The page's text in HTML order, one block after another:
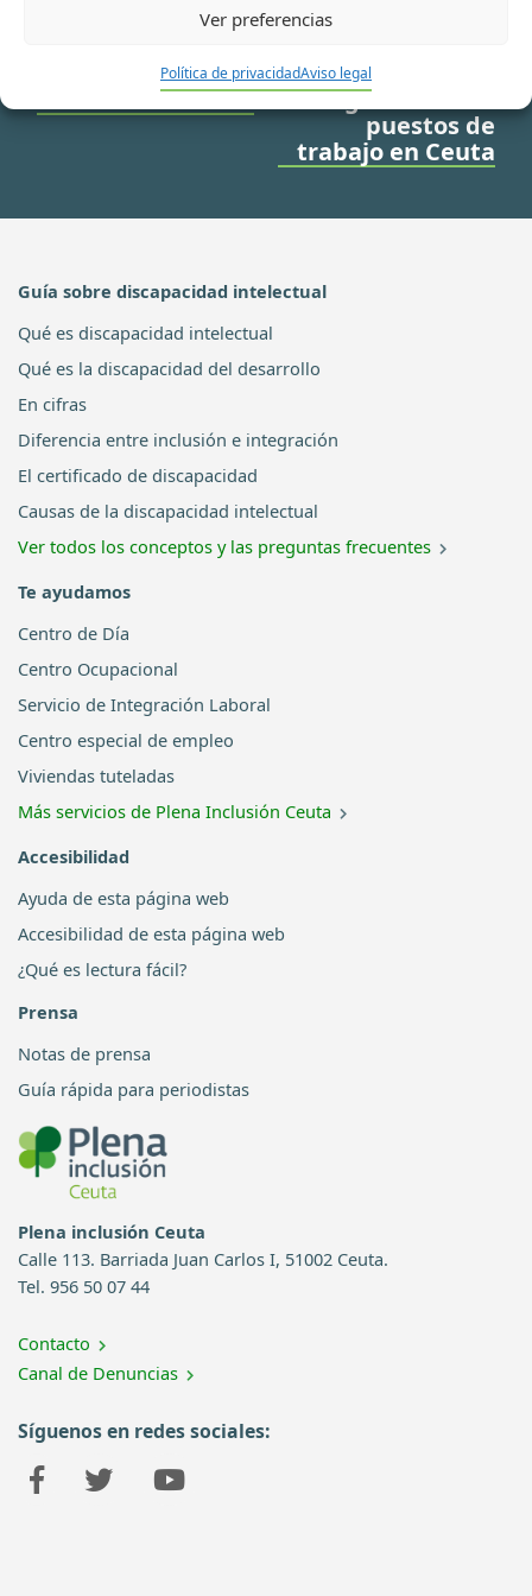
Ver preferencias
Política de privacidadAviso legal
‘Plena Inclusión’
en el horizonte
Plena Inclusión
genera cinco
puestos de
trabajo en Ceuta
Guía sobre discapacidad intelectual
Qué es discapacidad intelectual
Qué es la discapacidad del desarrollo
En cifras
Diferencia entre inclusión e integración
El certificado de discapacidad
Causas de la discapacidad intelectual
Ver todos los conceptos y las preguntas frecuentes
Te ayudamos
Centro de Día
Centro Ocupacional
Servicio de Integración Laboral
Centro especial de empleo
Viviendas tuteladas
Más servicios de Plena Inclusión Ceuta
Accesibilidad
Ayuda de esta página web
Accesibilidad de esta página web
¿Qué es lectura fácil?
Prensa
Notas de prensa
Guía rápida para periodistas
Plena inclusión Ceuta
Calle 113. Barriada Juan Carlos I, 51002 Ceuta.
Tel. 956 50 07 44
Contacto
Canal de Denuncias
Síguenos en redes sociales: